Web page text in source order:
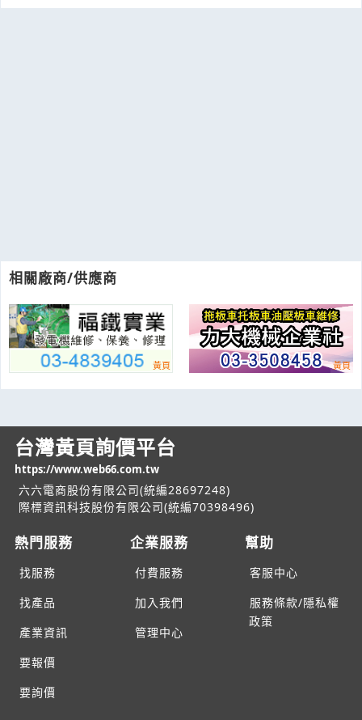
相關廠商/供應商
台灣黃頁詢價平台
https://www.web66.com.tw
六六電商股份有限公司(統編28697248)
際標資訊科技股份有限公司(統編70398496)
熱門服務
找服務
找產品
產業資訊
要報價
要詢價
企業服務
付費服務
加入我們
管理中心
幫助
客服中心
服務條款/隱私權
政策